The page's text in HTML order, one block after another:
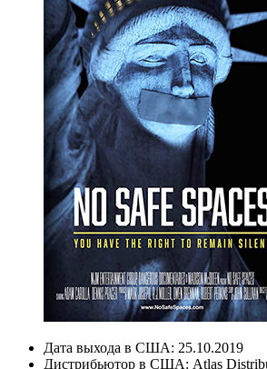
Дата выхода в США: 25.10.2019
Дистрибьютор в США: Atlas